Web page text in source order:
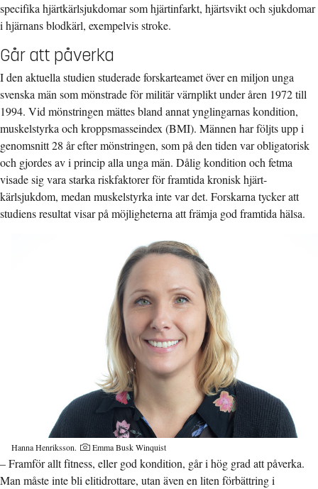
specifika hjärtkärlsjukdomar som hjärtinfarkt, hjärtsvikt och sjukdomar
i hjärnans blodkärl, exempelvis stroke.
Går att påverka
I den aktuella studien studerade forskarteamet över en miljon unga
svenska män som mönstrade för militär värnplikt under åren 1972 till
1994. Vid mönstringen mättes bland annat ynglingarnas kondition,
muskelstyrka och kroppsmasseindex (BMI). Männen har följts upp i
genomsnitt 28 år efter mönstringen, som på den tiden var obligatorisk
och gjordes av i princip alla unga män. Dålig kondition och fetma
visade sig vara starka riskfaktorer för framtida kronisk hjärt-
kärlsjukdom, medan muskelstyrka inte var det. Forskarna tycker att
studiens resultat visar på möjligheterna att främja god framtida hälsa.
Hanna Henriksson. Emma Busk Winquist
– Framför allt fitness, eller god kondition, går i hög grad att påverka.
Man måste inte bli elitidrottare, utan även en liten förbättring i